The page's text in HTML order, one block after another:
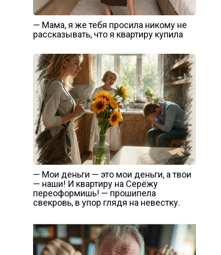
— Мама, я же тебя просила никому не
рассказывать, что я квартиру купила
— Мои деньги — это мои деньги, а твои
— наши! И квартиру на Серёжу
переоформишь! — прошипела
свекровь, в упор глядя на невестку.